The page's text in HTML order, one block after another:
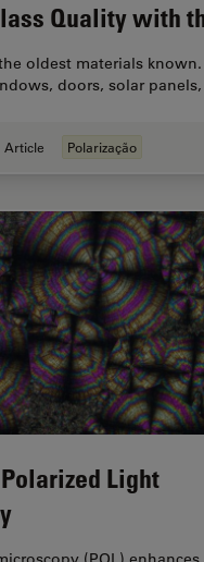
Quality with
oldest materials
doors, solar
Article Polarização
Light